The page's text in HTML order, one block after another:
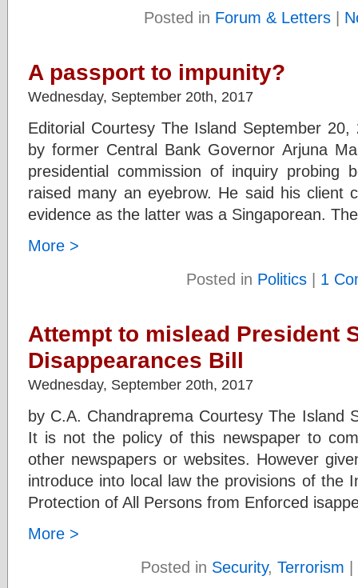
Posted in Forum & Letters|
A passport to impunity?
Wednesday, September 20th, 2017
Editorial Courtesy The Island September
by former Central Bank Governor Arjuna
presidential commission of inquiry probing
raised many an eyebrow. He said his client
evidence as the latter was a Singaporean.
More >
Posted in Politics | 1
Attempt to mislead President
Disappearances Bill
Wednesday, September 20th, 2017
by C.A. Chandraprema Courtesy The Island
It is not the policy of this newspaper to
other newspapers or websites. However
introduce into local law the provisions of the
Protection of All Persons from Enforced
More >
Posted in Security, Terrorism |